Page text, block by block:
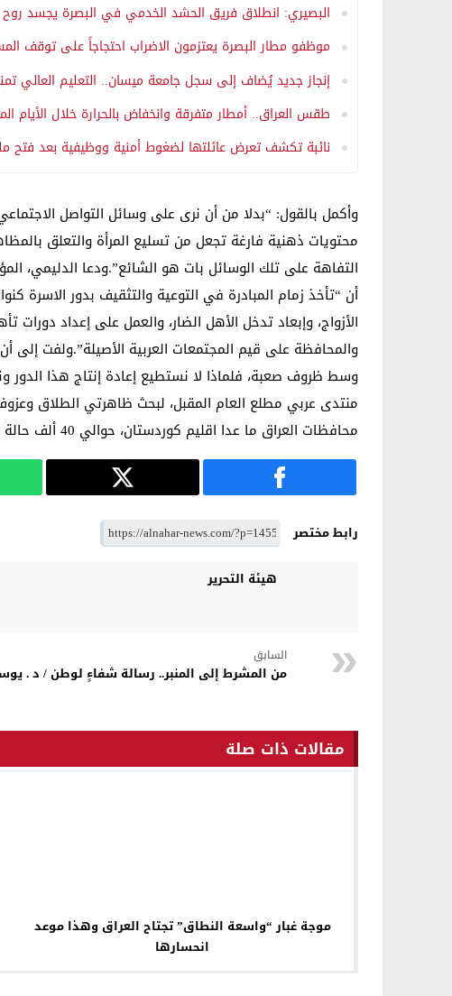
البصيري: انطلاق فريق الحشد الخدمي في البصرة يجسد روح
موظفو مطار البصرة يعتزمون الاضراب احتجاجاً على توقف
إنجاز جديد يُضاف إلى سجل جامعة ميسان.. التعليم العالي
طقس العراق.. أمطار متفرقة وانخفاض بالحرارة خلال الأيام
نائبة تكشف تعرض عائلتها لضغوط أمنية ووظيفية بعد
وأكمل بالقول: “بدلا من أن نرى على وسائل التواصل
محتويات ذهنية فارغة تجعل من تسليع المرأة والتعلق
التفاهة على تلك الوسائل بات هو الشائع”.ودعا الدليمي،
أن “تأخذ زمام المبادرة في التوعية والتثقيف بدور الاسرة
الأزواج، وإبعاد تدخل الأهل الضار، والعمل على إعداد دورات
والمحافظة على قيم المجتمعات العربية الأصيلة”.ولفت إلى
وسط ظروف صعبة، فلماذا لا نستطيع إعادة إنتاج هذا الدور
منتدى عربي مطلع العام المقبل، لبحث ظاهرتي الطلاق
محافظات العراق ما عدا اقليم كوردستان، حوالي 40 ألف حالة زواج وطلاق خلال شهر أيلول/سبتمبر الماضي.
رابط مختصر
هيئة التحرير
السابق
من المشرط إلى المنبر.. رسالة شفاءٍ لوطن / د .
مقالات ذات صلة
موجة غبار “واسعة النطاق” تجتاح العراق وهذا موعد
انحسارها